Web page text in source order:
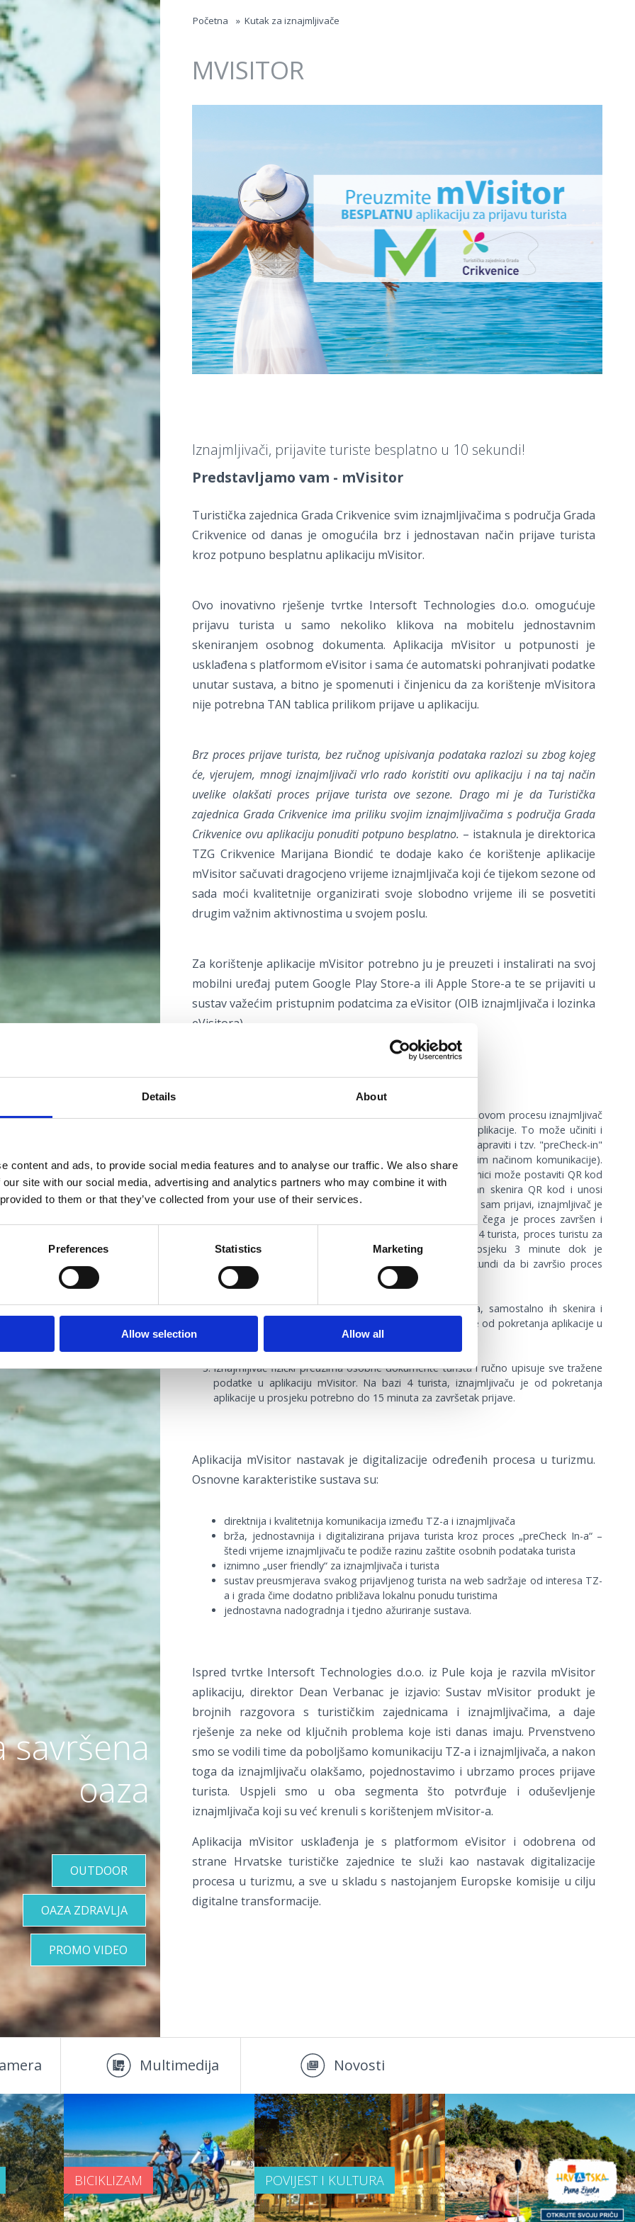
Details About
content and ads, to provide social media features and to analyse our traffic. We also share
site with our social media, advertising and analytics partners who may combine it with
to them or that they’ve collected from your use of their services.
Preferences Statistics Marketing
Allow selection Allow all
Jump to navigation
Početna » Kutak za iznajmljivače
MVISITOR
Iznajmljivači, prijavite turiste besplatno u 10 sekundi!
Predstavljamo vam - mVisitor
Turistička zajednica Grada Crikvenice svim iznajmljivačima s područja Grada
Crikvenice od danas je omogućila brz i jednostavan način prijave turista
kroz potpuno besplatnu aplikaciju mVisitor.
Ovo inovativno rješenje tvrtke Intersoft Technologies d.o.o. omogućuje
prijavu turista u samo nekoliko klikova na mobitelu jednostavnim
skeniranjem osobnog dokumenta. Aplikacija mVisitor u potpunosti je
usklađena s platformom eVisitor i sama će automatski pohranjivati podatke
unutar sustava, a bitno je spomenuti i činjenicu da za korištenje mVisitora
nije potrebna TAN tablica prilikom prijave u aplikaciju.
Brz proces prijave turista, bez ručnog upisivanja podataka razlozi su zbog kojeg
će, vjerujem, mnogi iznajmljivači vrlo rado koristiti ovu aplikaciju i na taj način
uvelike olakšati proces prijave turista ove sezone. Drago mi je da Turistička
zajednica Grada Crikvenice ima priliku svojim iznajmljivačima s područja Grada
Crikvenice ovu aplikaciju ponuditi potpuno besplatno. – istaknula je direktorica
TZG Crikvenice Marijana Biondić te dodaje kako će korištenje aplikacije
mVisitor sačuvati dragocjeno vrijeme iznajmljivača koji će tijekom sezone od
sada moći kvalitetnije organizirati svoje slobodno vrijeme ili se posvetiti
drugim važnim aktivnostima u svojem poslu.
Za korištenje aplikacije mVisitor potrebno ju je preuzeti i instalirati na svoj
mobilni uređaj putem Google Play Store-a ili Apple Store-a te se prijaviti u
sustav važećim pristupnim podatcima za eVisitor (OIB iznajmljivača i lozinka
eVisitora).
Sustav nudi nekoliko mogućnosti prijave:
Turist se samostalno prijavljuje sam putem QR koda. U ovom procesu iznajmljivač
dodjeljuje QR kod turistu kojeg preuzima iz mVisitor aplikacije. To može učiniti i
prije dolaska turista na samu lokaciju čime je moguće napraviti i tzv. "preCheck-in"
(iznajmljivač dostavlja turistu QR kod e-mailom ili drugim načinom komunikacije).
Osim ovog načina, iznajmljivač u svojoj smještajnoj jedinici može postaviti QR kod
ispisan na listu papira te turist po dolasku u apartman skenira QR kod i unosi
osobne podatke skeniranjem dokumenta. Kada se turist sam prijavi, iznajmljivač je
dužan unutar aplikacije odobriti njegovu prijavu nakon čega je proces završen i
turist je automatski prijavljen u sustav eVisitor. Na bazi 4 turista, proces turistu za
upis (skeniranjem osobnog dokumenta) traje u prosjeku 3 minute dok je
iznajmljivaču od pokretanja aplikacije potrebno 10 sekundi da bi završio proces
prijave.
Iznajmljivač fizički preuzima osobne dokumente turista, samostalno ih skenira i
direktno unosi u sustav. Na bazi 4 turista, iznajmljivaču je od pokretanja aplikacije u
prosjeku potrebno do 3 minute za završetak prijave.
Iznajmljivač fizički preuzima osobne dokumente turista i ručno upisuje sve tražene
podatke u aplikaciju mVisitor. Na bazi 4 turista, iznajmljivaču je od pokretanja
aplikacije u prosjeku potrebno do 15 minuta za završetak prijave.
Aplikacija mVisitor nastavak je digitalizacije određenih procesa u turizmu.
Osnovne karakteristike sustava su:
direktnija i kvalitetnija komunikacija između TZ-a i iznajmljivača
brža, jednostavnija i digitalizirana prijava turista kroz proces „preCheck In-a“ –
štedi vrijeme iznajmljivaču te podiže razinu zaštite osobnih podataka turista
iznimno „user friendly“ za iznajmljivača i turista
sustav preusmjerava svakog prijavljenog turista na web sadržaje od interesa TZ-
a i grada čime dodatno približava lokalnu ponudu turistima
jednostavna nadogradnja i tjedno ažuriranje sustava.
Ispred tvrtke Intersoft Technologies d.o.o. iz Pule koja je razvila mVisitor
aplikaciju, direktor Dean Verbanac je izjavio: Sustav mVisitor produkt je
brojnih razgovora s turističkim zajednicama i iznajmljivačima, a daje
rješenje za neke od ključnih problema koje isti danas imaju. Prvenstveno
smo se vodili time da poboljšamo komunikaciju TZ-a i iznajmljivača, a nakon
toga da iznajmljivaču olakšamo, pojednostavimo i ubrzamo proces prijave
turista. Uspjeli smo u oba segmenta što potvrđuje i oduševljenje
iznajmljivača koji su već krenuli s korištenjem mVisitor-a.
Aplikacija mVisitor usklađenja je s platformom eVisitor i odobrena od
strane Hrvatske turističke zajednice te služi kao nastavak digitalizacije
procesa u turizmu, a sve u skladu s nastojanjem Europske komisije u cilju
digitalne transformacije.
savršena
oaza
OUTDOOR
OAZA ZDRAVLJA
PROMO VIDEO
Multimedija Novosti
BICIKLIZAM POVIJEST I KULTURA